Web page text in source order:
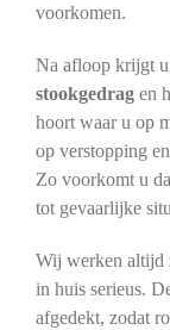
voorkomen.
Na afloop krijgt
stookgedragen
hoort waar u op
op verstopping
Zo voorkomt u
tot gevaarlijke
Wij werken altijd
in huis serieus.
afgedekt, zodat